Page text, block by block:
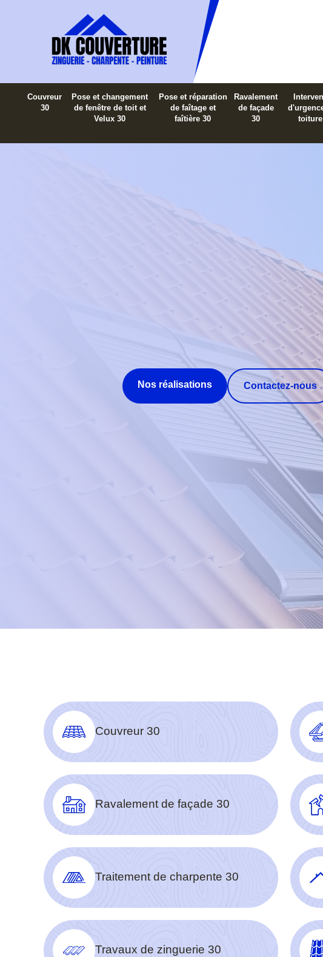
Couvreur
30
Pose et changement
de fenêtre de toit et
Velux 30
Pose et réparation
de faîtage et
faîtière 30
Ravalement
de façade
30
toiture
Nos réalisations Contactez-nous
Couvreur 30
Ravalement de façade 30
Traitement de charpente 30
Travaux de zinguerie 30